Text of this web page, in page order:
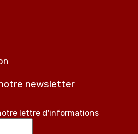
newsletter
lettre d'informations